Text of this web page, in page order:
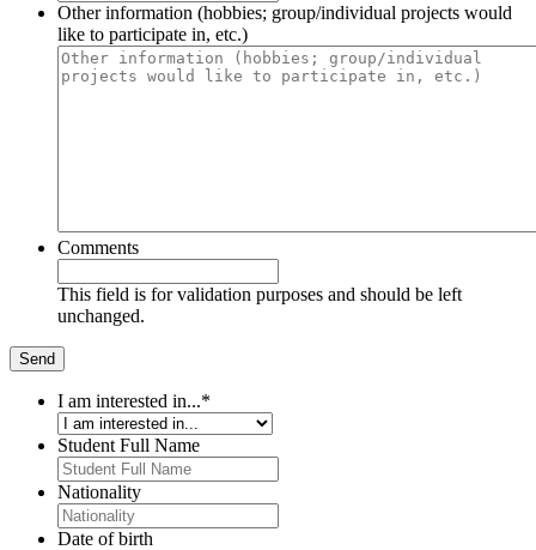
Other information (hobbies; group/individual projects would
like to participate in, etc.)
Comments
This field is for validation purposes and should be left
unchanged.
I am interested in...*
Student Full Name
Nationality
Date of birth